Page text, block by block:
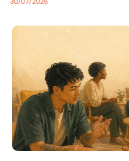
30/07/2026